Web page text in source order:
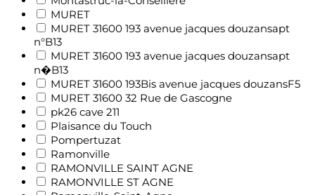
MURET
MURET 31600 193 avenue jacques douzansapt
n°B13
MURET 31600 193 avenue jacques douzansapt
n�B13
MURET 31600 193Bis avenue jacques douzansF5
MURET 31600 32 Rue de Gascogne
pk26 cave 211
Plaisance du Touch
Pompertuzat
Ramonville
RAMONVILLE SAINT AGNE
RAMONVILLE ST AGNE